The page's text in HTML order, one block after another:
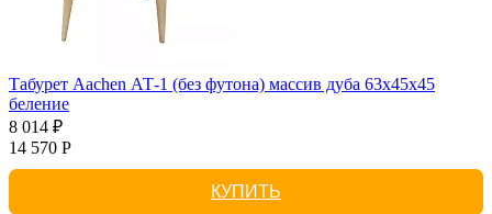
Табурет Aachen АТ-1 (без футона) массив дуба 63х45х45
беление
8 014 ₽
14 570 Р
КУПИТЬ